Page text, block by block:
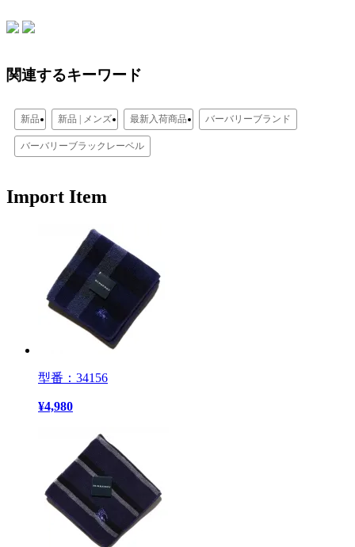
関連するキーワード
新品 新品 | メンズ 最新入荷商品 バーバリーブランド
バーバリーブラックレーベル
Import Item
型番：34156
¥4,980